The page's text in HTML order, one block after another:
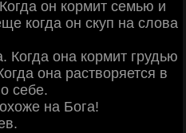
он кормит семью и
когда он скуп на слова
она кормит грудью
она растворяется в
себе.
на Бога!